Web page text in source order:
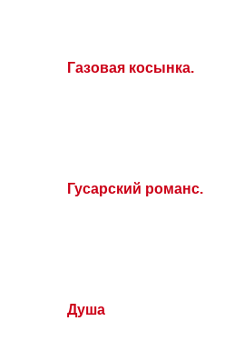
Газовая косынка.
Гусарский романс.
Душа